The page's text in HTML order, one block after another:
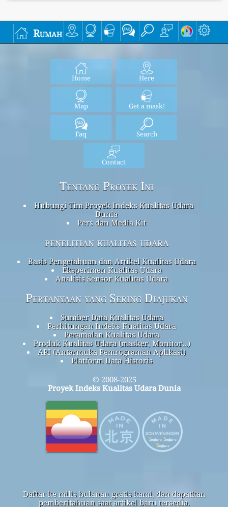
Rumah
Home Here
Map Get a mask!
Faq Search
Contact
Tentang Proyek Ini
Hubungi Tim Proyek Indeks Kualitas Udara
Dunia
Pers dan Media Kit
penelitian kualitas udara
Basis Pengetahuan dan Artikel Kualitas Udara
Eksperimen Kualitas Udara
Analisis Sensor Kualitas Udara
Pertanyaan yang Sering Diajukan
Sumber Data Kualitas Udara
Perhitungan Indeks Kualitas Udara
Peramalan Kualitas Udara
Produk Kualitas Udara (masker, Monitor…)
API (Antarmuka Pemrograman Aplikasi)
Platform Data Historis
© 2008-2025
Proyek Indeks Kualitas Udara Dunia
Daftar ke milis bulanan gratis kami, dan dapatkan
pemberitahuan saat artikel baru tersedia.